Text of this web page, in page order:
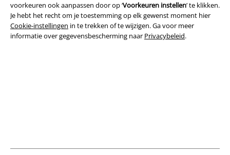
voorkeuren ook aanpassen door op ‘Voorkeuren instellen’ te klikken.
Je hebt het recht om je toestemming op elk gewenst moment hier
Cookie-instellingen in te trekken of te wijzigen. Ga voor meer
informatie over gegevensbescherming naar Privacybeleid.
Verklaring van conformiteit